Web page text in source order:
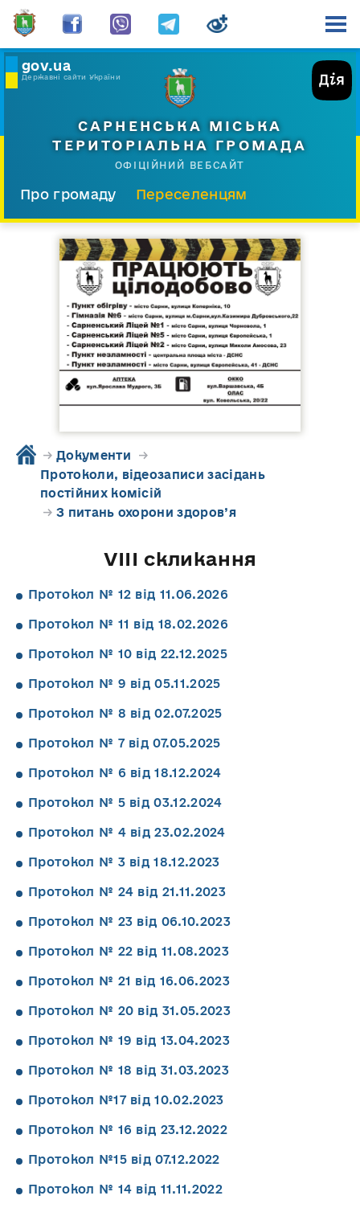
gov.ua
Державні сайти України
САРНЕНСЬКА МІСЬКА
ТЕРИТОРІАЛЬНА ГРОМАДА
ОФІЦІЙНИЙ ВЕБСАЙТ
Про громаду
Переселенцям
Прес-центр
→ Документи →
Протоколи, відеозаписи засідань
постійних комісій
→ З питань охорони здоров’я
VIII скликання
Протокол № 12 від 11.06.2026
Протокол № 11 від 18.02.2026
Протокол № 10 від 22.12.2025
Протокол № 9 від 05.11.2025
Протокол № 8 від 02.07.2025
Протокол № 7 від 07.05.2025
Протокол № 6 від 18.12.2024
Протокол № 5 від 03.12.2024
Протокол № 4 від 23.02.2024
Протокол № 3 від 18.12.2023
Протокол № 24 від 21.11.2023
Протокол № 23 від 06.10.2023
Протокол № 22 від 11.08.2023
Протокол № 21 від 16.06.2023
Протокол № 20 від 31.05.2023
Протокол № 19 від 13.04.2023
Протокол № 18 від 31.03.2023
Протокол №17 від 10.02.2023
Протокол № 16 від 23.12.2022
Протокол №15 від 07.12.2022
Протокол № 14 від 11.11.2022